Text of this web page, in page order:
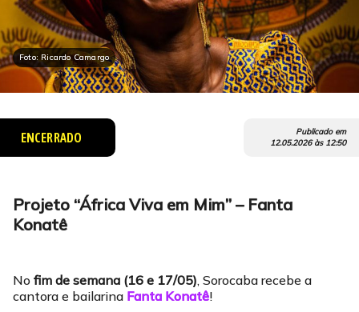
Foto: Ricardo Camargo
ENCERRADO
Publicado em
12.05.2026às 12:50
Projeto “África Viva em Mim” – Fanta
Konatê
No fim de semana (16 e 17/05), Sorocaba recebe a
cantora e bailarina Fanta Konatê!